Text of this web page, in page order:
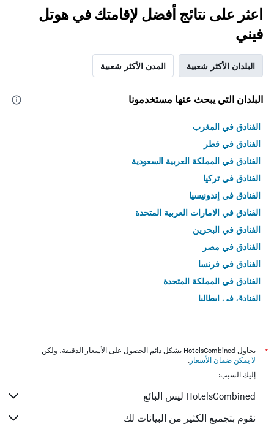
اعثر على نتائج أفضل لإقامتك في هوتل
فيني
البلدان الأكثر شعبية المدن الأكثر شعبية
البلدان التي يبحث عنها مستخدمونا
الفنادق في المغرب
الفنادق في قطر
الفنادق في المملكة العربية السعودية
الفنادق في تركيا
الفنادق في إندونيسيا
الفنادق في الامارات العربية المتحدة
الفنادق في البحرين
الفنادق في مصر
الفنادق في فرنسا
الفنادق في المملكة المتحدة
الفنادق في إيطاليا
*
يحاول HotelsCombined بشكل دائم الحصول على الأسعار الدقيقة، ولكن
لا يمكن ضمان الأسعار .
إليك السبب:
HotelsCombined ليس البائع
نقوم بتجميع الكثير من البيانات لك